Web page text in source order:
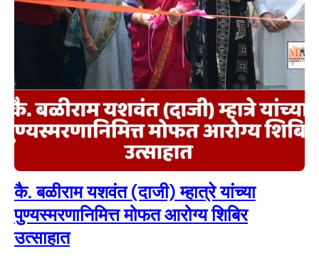
कै. बळीराम यशवंत (दाजी) म्हात्रे यांच्या
पुण्यस्मरणानिमित्त मोफत आरोग्य शिबिर
उत्साहात